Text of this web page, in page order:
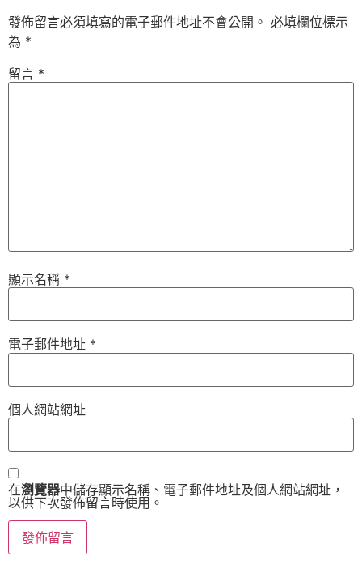
發佈留言必須填寫的電子郵件地址不會公開。 必填欄位標示
為 *
留言 *
顯示名稱 *
電子郵件地址 *
個人網站網址
在瀏覽器中儲存顯示名稱、電子郵件地址及個人網站網址，
以供下次發佈留言時使用。